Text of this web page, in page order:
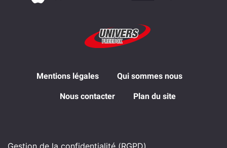
Mentions légales Qui sommes nous
Nous contacter Plan du site